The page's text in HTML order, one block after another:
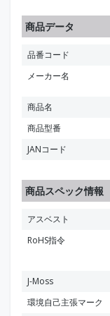
商品データ
品番コード
メーカー名
商品名
商品型番
JANコード
商品スペック情報
アスベスト
RoHS指令
J-Moss
環境自己主張マーク